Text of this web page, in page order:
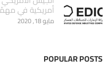
أمريكية في
مايو 18, 2020
POPULAR POSTS